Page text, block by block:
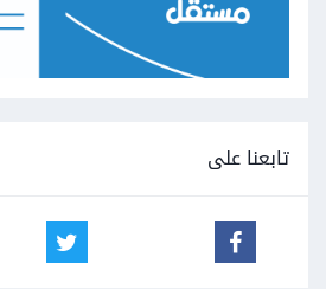
تابعنا على